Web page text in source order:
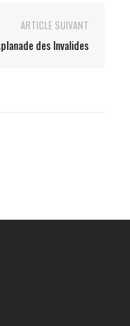
ARTICLE SUIVANT
des Invalides